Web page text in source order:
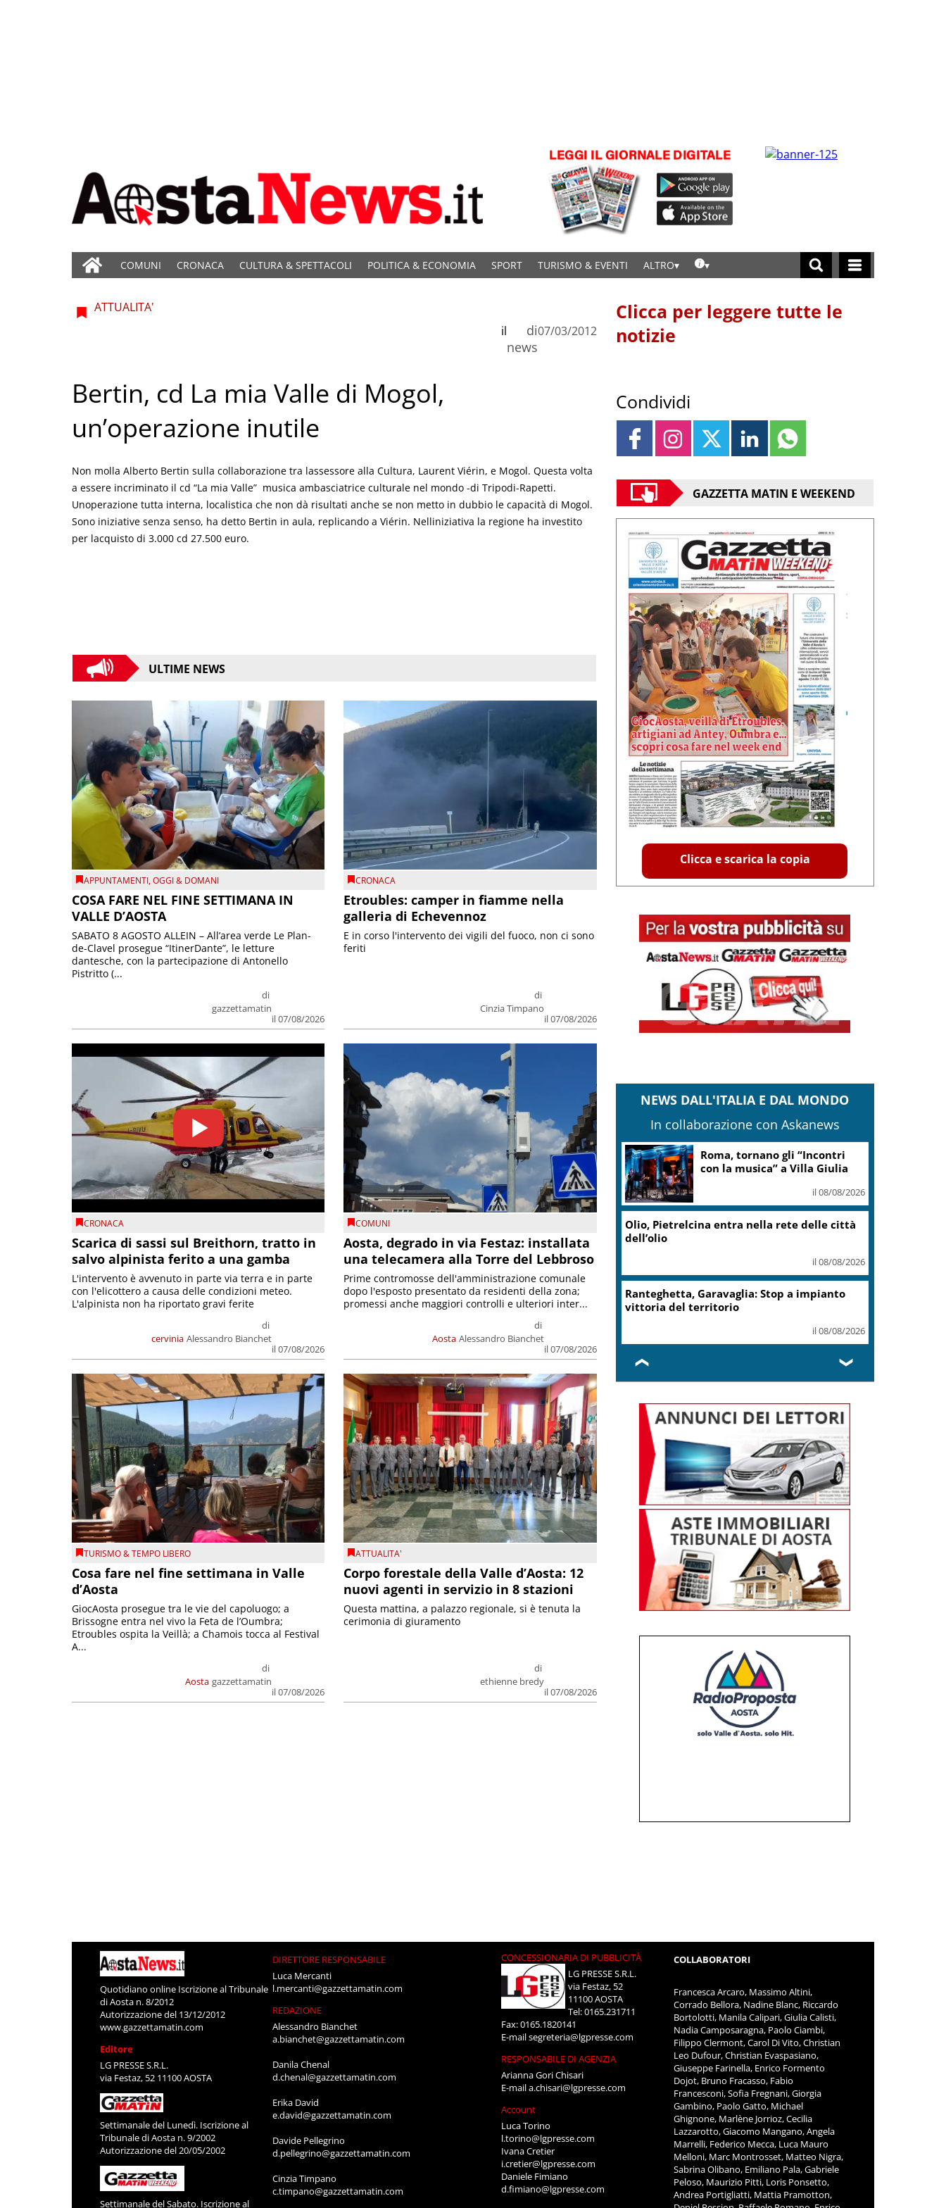
COMUNI CRONACA CULTURA & SPETTACOLI POLITICA & ECONOMIA SPORT TURISMO & EVENTI ALTRO
ATTUALITA'
di
news
il 07/03/2012
Bertin, cd La mia Valle di Mogol,
un’operazione inutile
Non molla Alberto Bertin sulla collaborazione tra lassessore alla Cultura, Laurent Viérin, e Mogol. Questa volta
a essere incriminato il cd “La mia Valle”  musica ambasciatrice culturale nel mondo -di Tripodi-Rapetti.
Unoperazione tutta interna, localistica che non dà risultati anche se non metto in dubbio le capacità di Mogol.
Sono iniziative senza senso, ha detto Bertin in aula, replicando a Viérin. Nelliniziativa la regione ha investito
per lacquisto di 3.000 cd 27.500 euro.
ULTIME NEWS
APPUNTAMENTI,OGGI & DOMANI
COSA FARE NEL FINE SETTIMANA IN
VALLE D’AOSTA
di
gazzettamatin
il 07/08/2026
SABATO 8 AGOSTO ALLEIN – All’area verde Le Plan-
de-Clavel prosegue “ItinerDante”, le letture
dantesche, con la partecipazione di Antonello
Pistritto (...
CRONACA
Etroubles: camper in fiamme nella
galleria di Echevennoz
di
Cinzia Timpano
il 07/08/2026
E in corso l'intervento dei vigili del fuoco, non ci sono
feriti
CRONACA
Scarica di sassi sul Breithorn, tratto in
salvo alpinista ferito a una gamba
cervinia
di
Alessandro Bianchet
il 07/08/2026
L'intervento è avvenuto in parte via terra e in parte
con l'elicottero a causa delle condizioni meteo.
L'alpinista non ha riportato gravi ferite
COMUNI
Aosta, degrado in via Festaz: installata
una telecamera alla Torre del Lebbroso
Aosta
di
Alessandro Bianchet
il 07/08/2026
Prime contromosse dell'amministrazione comunale
dopo l'esposto presentato da residenti della zona;
promessi anche maggiori controlli e ulteriori inter...
TURISMO & TEMPO LIBERO
Cosa fare nel fine settimana in Valle
d’Aosta
Aosta
di
gazzettamatin
il 07/08/2026
GiocAosta prosegue tra le vie del capoluogo; a
Brissogne entra nel vivo la Feta de l’Oumbra;
Etroubles ospita la Veillà; a Chamois tocca al Festival
A...
ATTUALITA'
Corpo forestale della Valle d’Aosta: 12
nuovi agenti in servizio in 8 stazioni
di
ethienne bredy
il 07/08/2026
Questa mattina, a palazzo regionale, si è tenuta la
cerimonia di giuramento
Clicca per leggere tutte le
notizie
Condividi
GAZZETTA MATIN E WEEKEND
Clicca e scarica la copia
NEWS DALL'ITALIA E DAL MONDO
In collaborazione con Askanews
Roma, tornano gli “Incontri
con la musica” a Villa Giulia
il 08/08/2026
Olio, Pietrelcina entra nella rete delle città
dell’olio
il 08/08/2026
Ranteghetta, Garavaglia: Stop a impianto
vittoria del territorio
il 08/08/2026
❮ ❯
Quotidiano online Iscrizione al Tribunale
di Aosta n. 8/2012
Autorizzazione del 13/12/2012
www.gazzettamatin.com
Editore
LG PRESSE S.R.L.
via Festaz, 52 11100 AOSTA
Settimanale del Lunedì. Iscrizione al
Tribunale di Aosta n. 9/2002
Autorizzazione del 20/05/2002
Settimanale del Sabato. Iscrizione al
DIRETTORE RESPONSABILE
Luca Mercanti
l.mercanti@gazzettamatin.com
REDAZIONE
Alessandro Bianchet
a.bianchet@gazzettamatin.com
Danila Chenal
d.chenal@gazzettamatin.com
Erika David
e.david@gazzettamatin.com
Davide Pellegrino
d.pellegrino@gazzettamatin.com
Cinzia Timpano
c.timpano@gazzettamatin.com
CONCESSIONARIA DI PUBBLICITÀ
LG PRESSE S.R.L.
via Festaz, 52
11100 AOSTA
Tel: 0165.231711
Fax: 0165.1820141
E-mailsegreteria@lgpresse.com
RESPONSABILE DI AGENZIA
Arianna Gori Chisari
E-maila.chisari@lgpresse.com
Account
Luca Torino
l.torino@lgpresse.com
Ivana Cretier
i.cretier@lgpresse.com
Daniele Fimiano
d.fimiano@lgpresse.com
COLLABORATORI
Francesca Arcaro, Massimo Altini,
Corrado Bellora, Nadine Blanc, Riccardo
Bortolotti, Manila Calipari, Giulia Calisti,
Nadia Camposaragna, Paolo Ciambi,
Filippo Clermont, Carol Di Vito, Christian
Leo Dufour, Christian Evaspasiano,
Giuseppe Farinella, Enrico Formento
Dojot, Bruno Fracasso, Fabio
Francesconi, Sofia Fregnani, Giorgia
Gambino, Paolo Gatto, Michael
Ghignone, Marlène Jorrioz, Cecilia
Lazzarotto, Giacomo Mangano, Angela
Marrelli, Federico Mecca, Luca Mauro
Melloni, Marc Montrosset, Matteo Nigra,
Sabrina Olibano, Emiliano Pala, Gabriele
Peloso, Maurizio Pitti, Loris Ponsetto,
Andrea Portigliatti, Mattia Pramotton,